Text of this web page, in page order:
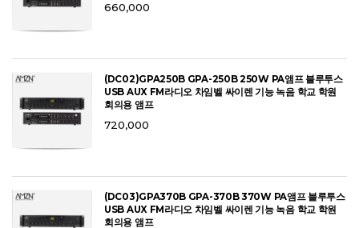
660,000
(DC02)GPA250B GPA-250B 250W PA앰프 블루투스
USB AUX FM라디오 차임벨 싸이렌 기능 녹음 학교 학원
회의용 앰프
720,000
(DC03)GPA370B GPA-370B 370W PA앰프 블루투스
USB AUX FM라디오 차임벨 싸이렌 기능 녹음 학교 학원
회의용 앰프